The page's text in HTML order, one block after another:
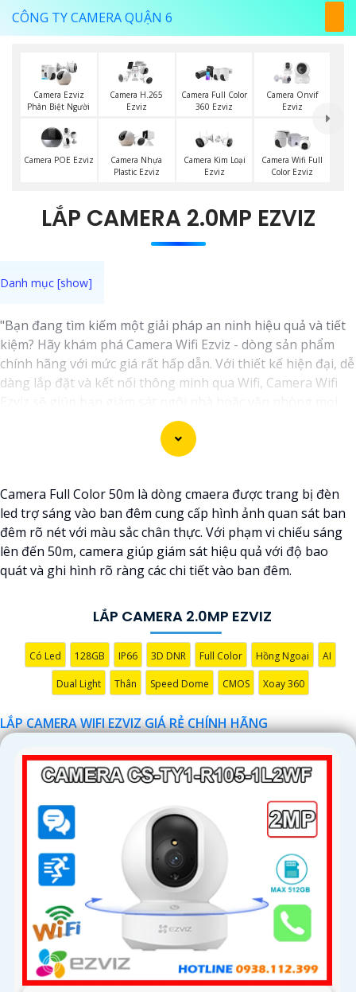
CÔNG TY CAMERA QUẬN 6
Camera Ezviz
Phân Biệt Người
Camera H.265
Ezviz
Camera Full Color
360 Ezviz
Camera Onvif
Ezviz
Camera POE Ezviz
Camera Nhựa
Plastic Ezviz
Camera Kim Loại
Ezviz
Camera Wifi Full
Color Ezviz
LẮP CAMERA 2.0MP EZVIZ
"Bạn đang tìm kiếm một giải pháp an ninh hiệu quả và tiết
kiệm? Hãy khám phá Camera Wifi Ezviz - dòng sản phẩm
chính hãng với mức giá rất hấp dẫn. Với thiết kế hiện đại, dễ
dàng lắp đặt và kết nối thông minh qua Wifi, Camera Wifi
lúc mọi nơi chỉ bằng một chiếc điện thoại thông minh.
Không chỉ vậy, sản phẩm cũng mang lại chất lượng hình
ảnh sắc nét và độ phân giải cao, cho phép bạn theo dõi mọi
Camera Wifi Ezviz giá rẻ chính hãng để bảo vệ tài sản và gia
đình của bạn ngay hôm nay!"
Hy vọng đoạn văn trên sẽ giúp bạn trong việc giới thiệu
sản phẩm Camera Wifi Ezviz.
Camera Full Color 50m là dòng cmaera được trang bị đèn
led trợ sáng vào ban đêm cung cấp hình ảnh quan sát ban
đêm rõ nét với màu sắc chân thực. Với phạm vi chiếu sáng
lên đến 50m, camera giúp giám sát hiệu quả với độ bao
quát và ghi hình rõ ràng các chi tiết vào ban đêm.
LẮP CAMERA 2.0MP EZVIZ
Có Led 128GB IP66 3D DNR Full Color Hồng Ngoại AI
Dual Light Thân Speed Dome CMOS Xoay 360
LẮP CAMERA WIFI EZVIZ GIÁ RẺ CHÍNH HÃNG